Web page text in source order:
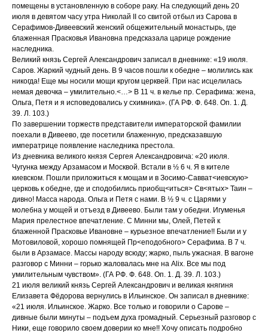
помещены в установленную в соборе раку. На следующий день 20
июля в девятом часу утра Николай II со свитой отбыл из Сарова в
Серафимов-Дивеевский женский общежительный монастырь, где
блаженная Прасковья Ивановна предсказала царице рождение
наследника.
Великий князь Сергей Александрович записал в дневнике: «19 июля.
Саров. Жаркий чудный день. В 9 часов пошли к обедне – молились как
никогда! Еще мы носили мощи кругом церквей. При нас исцелилась
немая девочка – умилительно.<…> В 11 ч. в келье пр. Серафима: жена,
Ольга, Петя и я исповедовались у схимника». (ГА РФ. Ф. 648. Оп. 1. Д.
39. Л. 103.)
По завершении торжеств представители императорской фамилии
поехали в Дивеево, где посетили блаженную, предсказавшую
императрице появление наследника престола.
Из дневника великого князя Сергея Александровича: «20 июля.
Чугунка между Арзамасом и Москвой. Встали в ½ 6 ч. Я в кителе
киевском. Пошли приложиться к мощам и в Зосимо-Савват<иевскую>
церковь к обедне, где и сподобились приобщ<иться> Св<ятых> Таин –
дивно! Масса народа. Ольга и Петя с нами. В ½ 9 ч. с Царями у
молебна у мощей и отъезд в Дивеево. Были там у обедни. Игуменья
Мария прелестное впечатление. С Минни мы, Олей, Петей к
блаженной Прасковье Ивановне – курьезное впечатление!! Были и у
Мотовиловой, хорошо помнящей Пр<еподобного> Серафима. В 7 ч.
были в Арзамасе. Массы народу всюду; жарко, пыль ужасная. В вагоне
разговор с Минни – горько жаловалась мне на Alix. Все мы под
умилительным чувством». (ГА РФ. Ф. 648. Оп. 1. Д. 39. Л. 103.)
21 июля великий князь Сергей Александрович и великая княгиня
Елизавета Фёдорова вернулись в Ильинское. Он записал в дневнике:
«21 июля. Ильинское. Жарко. Все только и говорили о Сарове –
дивные были минуты – подъем духа громадный. Серьезный разговор с
Ники, еще говорило своем доверии ко мне!! Хочу описать подробно